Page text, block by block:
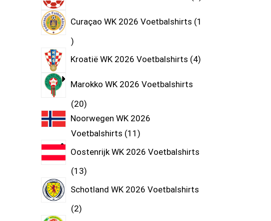
Curaçao WK 2026 Voetbalshirts 1
Kroatië WK 2026 Voetbalshirts 4
Marokko WK 2026 Voetbalshirts
20
Noorwegen WK 2026
Voetbalshirts 11
Oostenrijk WK 2026 Voetbalshirts
13
Schotland WK 2026 Voetbalshirts
2